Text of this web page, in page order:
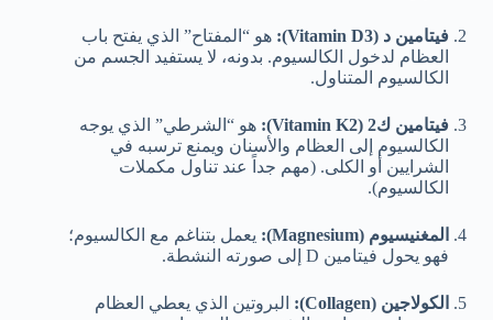
فيتامين د (Vitamin D3):
هو “المفتاح” الذي يفتح باب
العظام لدخول الكالسيوم. بدونه، لا يستفيد الجسم من
الكالسيوم المتناول.
فيتامين ك2 (Vitamin K2):
هو “الشرطي” الذي يوجه
الكالسيوم إلى العظام والأسنان ويمنع ترسبه في
الشرايين أو الكلى. (مهم جداً عند تناول مكملات
الكالسيوم).
المغنيسيوم (Magnesium):
يعمل بتناغم مع الكالسيوم؛
فهو يحول فيتامين D إلى صورته النشطة.
الكولاجين (Collagen):
البروتين الذي يعطي العظام